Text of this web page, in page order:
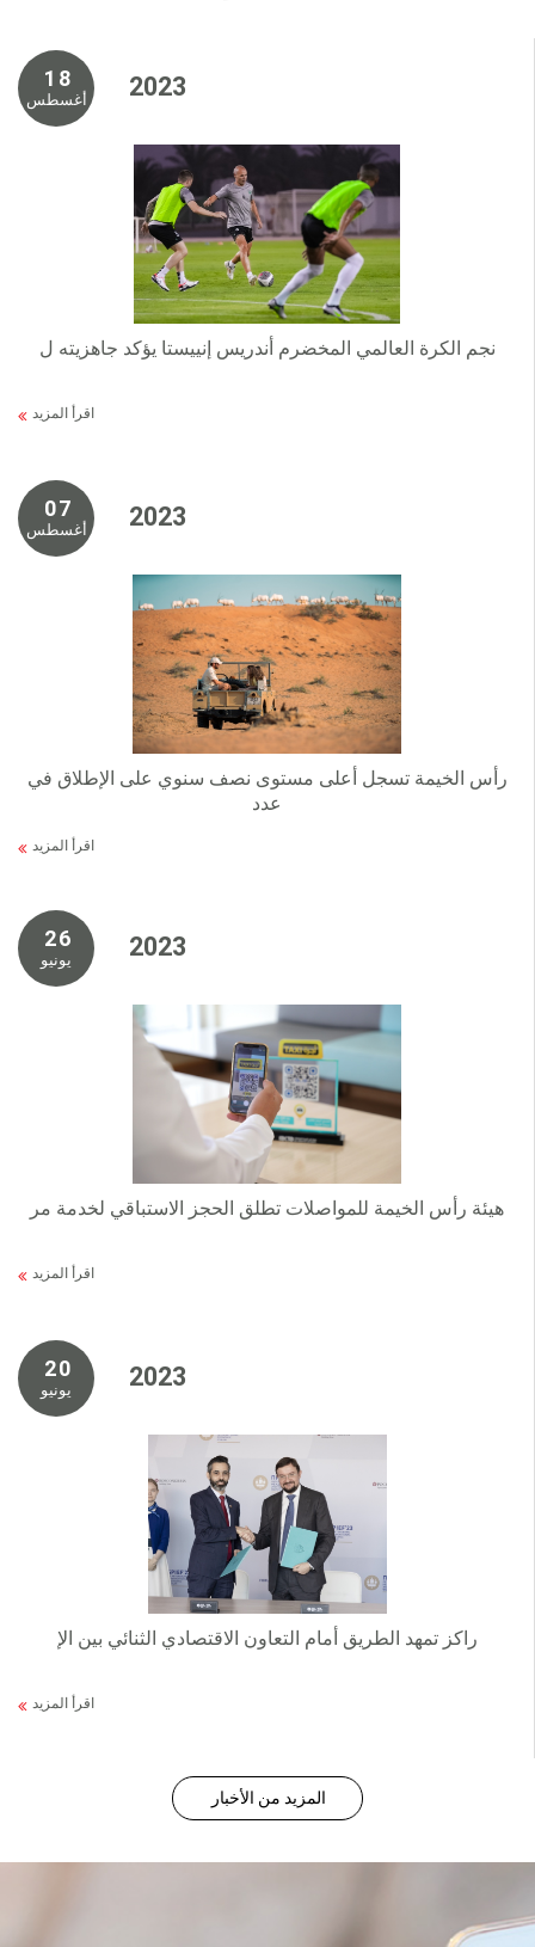
1 8
أغسطس 2 0 2 3
نجم الكرة العالمي المخضرم أندريس إنييستا يؤكد جاهزيته ل
اقرأ المزيد
0 7
أغسطس 2 0 2 3
رأس الخيمة تسجل أعلى مستوى نصف سنوي على الإطلاق في
عدد
اقرأ المزيد
2 6
يونيو 2 0 2 3
هيئة رأس الخيمة للمواصلات تطلق الحجز الاستباقي لخدمة مر
اقرأ المزيد
2 0
يونيو 2 0 2 3
راكز تمهد الطريق أمام التعاون الاقتصادي الثنائي بين الإ
اقرأ المزيد
المزيد من الأخبار